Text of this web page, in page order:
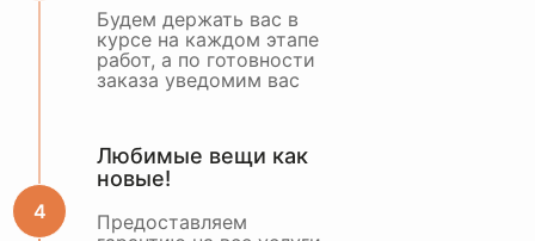
Будем держать вас в
курсе на каждом этапе
работ, а по готовности
заказа уведомим вас
Любимые вещи как
новые!
Предоставляем